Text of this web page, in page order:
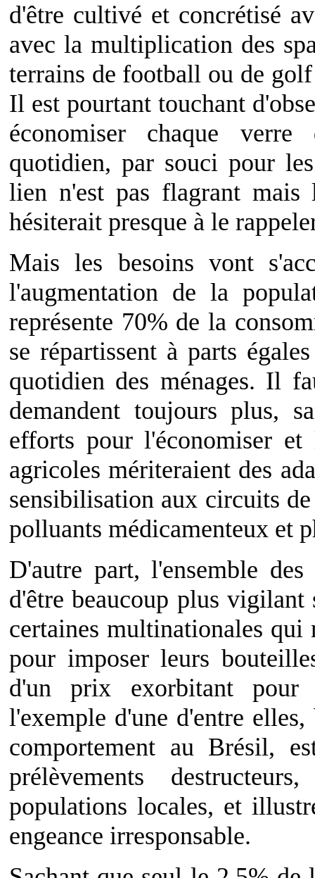
d'être cultivé et concrétisé
avec la multiplication des
terrains de football ou de
Il est pourtant touchant
économiser chaque
quotidien, par souci pour
lien n'est pas flagrant
hésiterait presque à le
Mais les besoins vont
l'augmentation de la
représente 70% de la
se répartissent à parts
quotidien des ménages. Il
demandent toujours plus,
efforts pour l'économiser et
agricoles mériteraient des
sensibilisation aux circuits
polluants médicamenteux et
D'autre part, l'ensemble
d'être beaucoup plus vigilant
certaines multinationales qui
pour imposer leurs
d'un prix exorbitant
l'exemple d'une d'entre
comportement au Brésil,
prélèvements
populations locales, et
engeance irresponsable.